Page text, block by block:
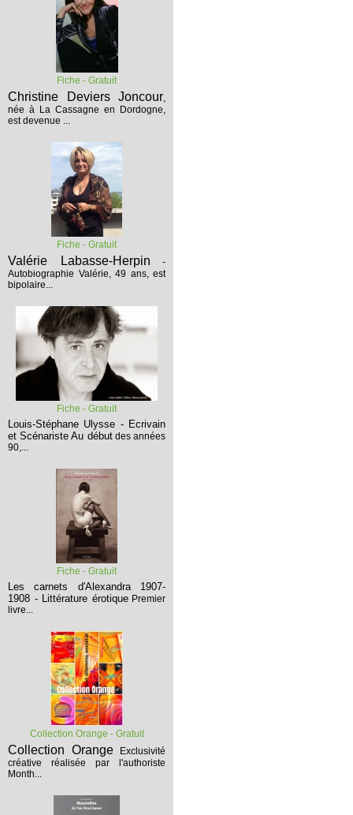
Fiche - Gratuit
Christine Deviers Joncour,
née à La Cassagne en Dordogne,
est devenue ...
Fiche - Gratuit
Valérie Labasse-Herpin -
Autobiographie Valérie, 49 ans, est
bipolaire...
Fiche - Gratuit
Louis-Stéphane Ulysse - Ecrivain
et Scénariste Au débutdes années
90,...
Fiche - Gratuit
Les carnets d'Alexandra 1907-
1908 - Littérature érotique Premier
livre...
Collection Orange - Gratuit
Collection Orange
Exclusivité
créative réalisée par l'authoriste
Month...